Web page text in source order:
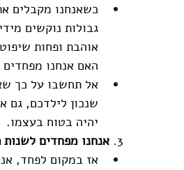
כשאנחנו מקבלים
גבולות נוקשים
אוהבת ופחות
האם אנחנו מפחדים
אל תחשבו על כך
שנכון לילדכם,
יהיה בטוח בעצמו.
3. אנחנו מפחדים לשנות
אז במקום לפחד,